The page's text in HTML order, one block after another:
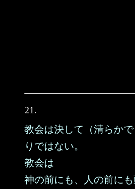
21.
教会は決して（清らか
りではない。
教会は
神の前にも、人の前に